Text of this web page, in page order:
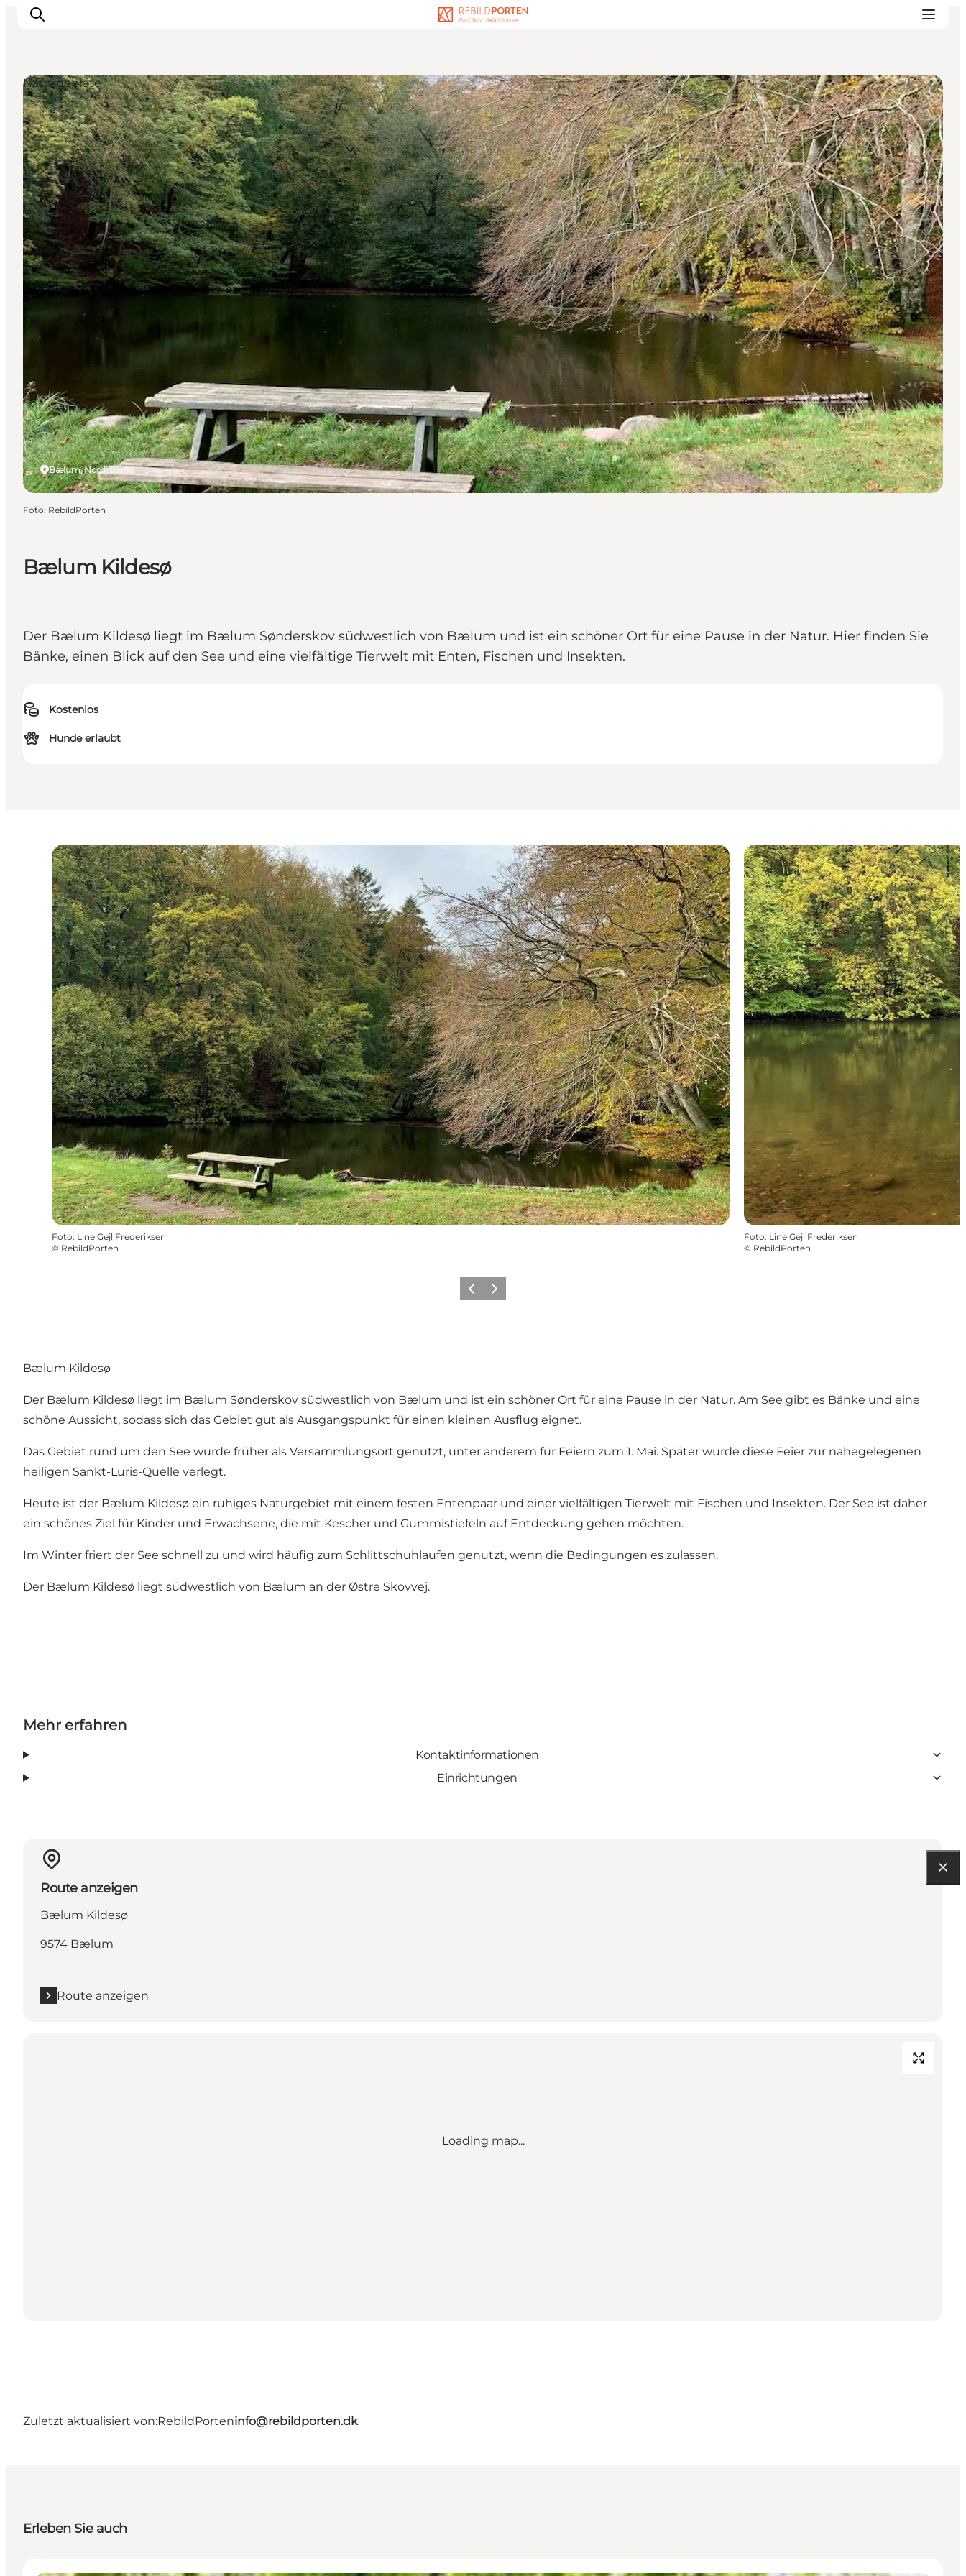
Familien
Liebespaar
Entdecker
Aktive
KALENDER & EVENTS
KARTEN
REISEPLANUNG
Bælum Kildesø
Der Bælum Kildesø liegt im Bælum Sønderskov südwestlich von Bælum und ist ein schöner Ort für eine Pause in der Natur. Hier finden Sie
Bänke, einen Blick auf den See und eine vielfältige Tierwelt mit Enten, Fischen und Insekten.
Kostenlos
Hunde erlaubt
Bælum, Nordjütland
Naturgebiete
Foto: RebildPorten
Foto: Line Gejl Frederiksen
© RebildPorten
Foto: Line Gejl Frederiksen
© RebildPorten
Vorherige Folie
Nächste Folie
Bælum Kildesø
Der Bælum Kildesø liegt im Bælum Sønderskov südwestlich von Bælum und ist ein schöner Ort für eine Pause in der Natur. Am See gibt es Bänke und eine
schöne Aussicht, sodass sich das Gebiet gut als Ausgangspunkt für einen kleinen Ausflug eignet.
Das Gebiet rund um den See wurde früher als Versammlungsort genutzt, unter anderem für Feiern zum 1. Mai. Später wurde diese Feier zur nahegelegenen
heiligen Sankt-Luris-Quelle verlegt.
Heute ist der Bælum Kildesø ein ruhiges Naturgebiet mit einem festen Entenpaar und einer vielfältigen Tierwelt mit Fischen und Insekten. Der See ist daher
ein schönes Ziel für Kinder und Erwachsene, die mit Kescher und Gummistiefeln auf Entdeckung gehen möchten.
Im Winter friert der See schnell zu und wird häufig zum Schlittschuhlaufen genutzt, wenn die Bedingungen es zulassen.
Der Bælum Kildesø liegt südwestlich von Bælum an der Østre Skovvej.
Mehr erfahren
Kontaktinformationen
Einrichtungen
Route anzeigen
Bælum Kildesø
9574 Bælum
Route anzeigen
Loading map...
Zuletzt aktualisiert von:RebildPorteninfo@rebildporten.dk
Erleben Sie auch